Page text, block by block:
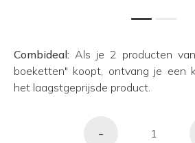
1
Combideal: Als je 2 producten
boeketten" koopt, ontvang je een
het laagstgeprijsde product.
-